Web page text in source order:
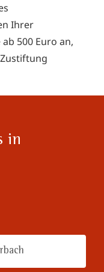
Ihrer
500 Euro an,
in